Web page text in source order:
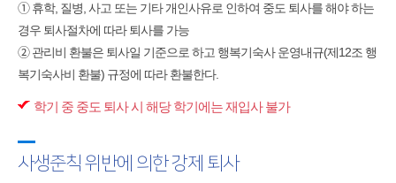
➀ 휴학, 질병, 사고 또는 기타 개인사유로 인하여 중도 퇴사를 해야 하는
경우 퇴사절차에 따라 퇴사를 가능
➁ 관리비 환불은 퇴사일 기준으로 하고 행복기숙사 운영내규(제12조 행
복기숙사비 환불) 규정에 따라 환불한다.
학기 중 중도 퇴사 시 해당 학기에는 재입사 불가
사생준칙 위반에 의한 강제 퇴사